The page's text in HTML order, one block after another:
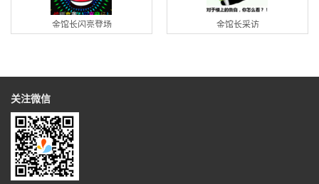
金馆长闪亮登场 金馆长采访
关注微信